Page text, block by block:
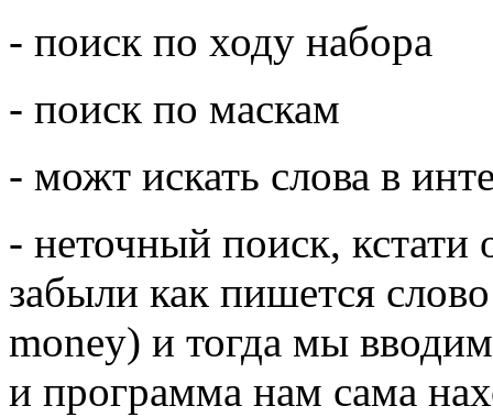
- поиск по ходу набора
- поиск по маскам
- можт искать слова в
- неточный поиск,
забыли как пишется
money) и тогда мы
и программа нам сама